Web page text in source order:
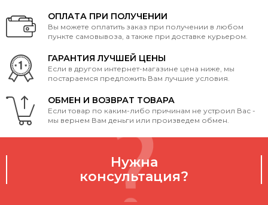
ОПЛАТА ПРИ ПОЛУЧЕНИИ
Вы можете оплатить заказ при получении в любом
пункте самовывоза, а также при доставке курьером.
ГАРАНТИЯ ЛУЧШЕЙ ЦЕНЫ
Если в другом интернет-магазине цена ниже, мы
постараемся предложить Вам лучшие условия.
ОБМЕН И ВОЗВРАТ ТОВАРА
Если товар по каким-либо причинам не устроил Вас -
мы вернем Вам деньги или произведем обмен.
Нужна
консультация?